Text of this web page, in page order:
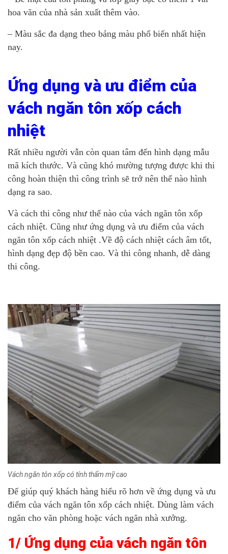
hoa văn của nhà sản xuất thêm vào.
– Màu sắc đa dạng theo bảng màu phổ biến nhất hiện
nay.
Ứng dụng và ưu điểm của
vách ngăn tôn xốp cách
nhiệt
Rất nhiều người vẫn còn quan tâm đến hình dạng mẫu
mã kích thước. Và cũng khó mường tượng được khi thi
công hoàn thiện thì công trình sẽ trở nên thế nào hình
dạng ra sao.
Và cách thi công như thế nào của vách ngăn tôn xốp
cách nhiệt. Cũng như ứng dụng và ưu điểm của vách
ngăn tôn xốp cách nhiệt .Về độ cách nhiệt cách âm tốt,
hình dạng đẹp độ bền cao. Và thi công nhanh, dễ dàng
thi công.
Vách ngăn tôn xốp có tính thẩm mỹ cao
Để giúp quý khách hàng hiểu rõ hơn về ứng dụng và ưu
điểm của vách ngăn tôn xốp cách nhiệt. Dùng làm vách
ngăn cho văn phòng hoặc vách ngăn nhà xưởng.
1/ Ứng dụng của vách ngăn tôn